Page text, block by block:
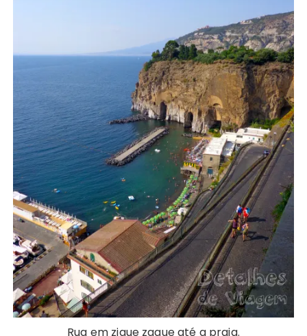
Rua em zigue zague até a praia.